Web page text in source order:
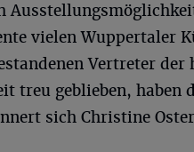
vielen Wuppertaler
Vertreter
treu geblieben,
sich Christine